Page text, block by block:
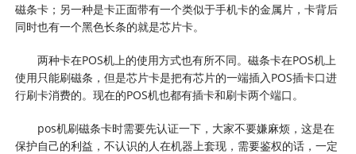
磁条卡；另一种是卡正面带有一个类似于手机卡的金属片，卡背后
同时也有一个黑色长条的就是芯片卡。
两种卡在POS机上的使用方式也有所不同。磁条卡在POS机上
使用只能刷磁条，但是芯片卡是把有芯片的一端插入POS插卡口进
行刷卡消费的。现在的POS机也都有插卡和刷卡两个端口。
pos机刷磁条卡时需要先认证一下，大家不要嫌麻烦，这是在
保护自己的利益，不认识的人在机器上套现，需要鉴权的话，一定